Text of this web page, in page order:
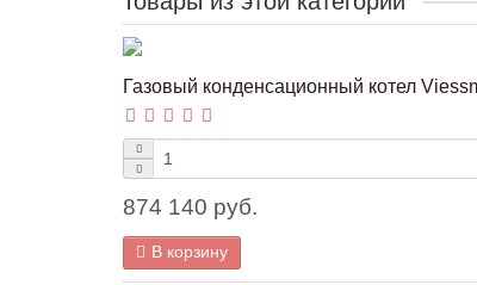
Газовый конденсационный котел
874 140 руб.
В корзину